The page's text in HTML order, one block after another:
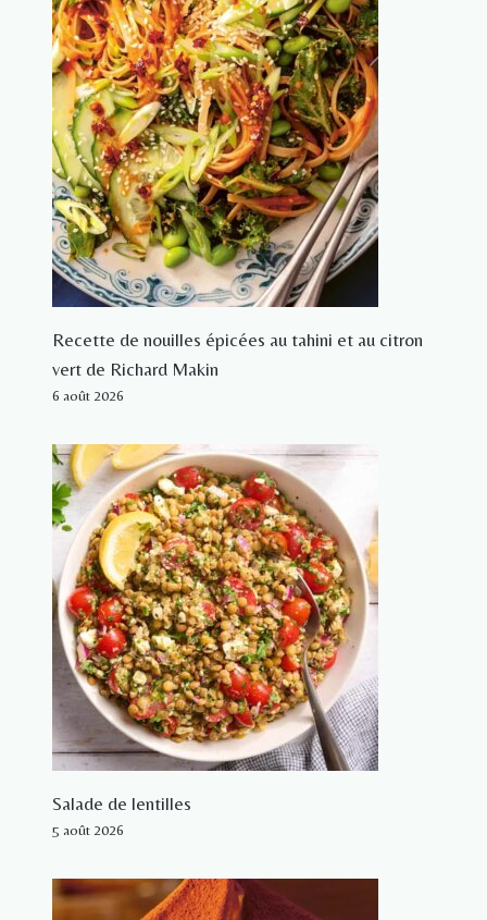
Recette de nouilles épicées au tahini et au citron
vert de Richard Makin
6 août 2026
Salade de lentilles
5 août 2026